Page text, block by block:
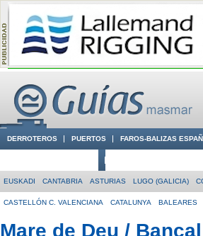
DERROTEROS PUERTOS FAROS-BALIZAS
EUSKADI CANTABRIA ASTURIAS LUGO (GALICIA)
CASTELLÓN C. VALENCIANA CATALUNYA BALEARES
Mare de Deu /